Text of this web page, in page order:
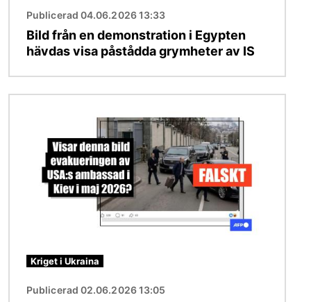
Publicerad 04.06.2026 13:33
Bild från en demonstration i Egypten
hävdas visa påstådda grymheter av IS
Kriget i Ukraina
Publicerad 02.06.2026 13:05